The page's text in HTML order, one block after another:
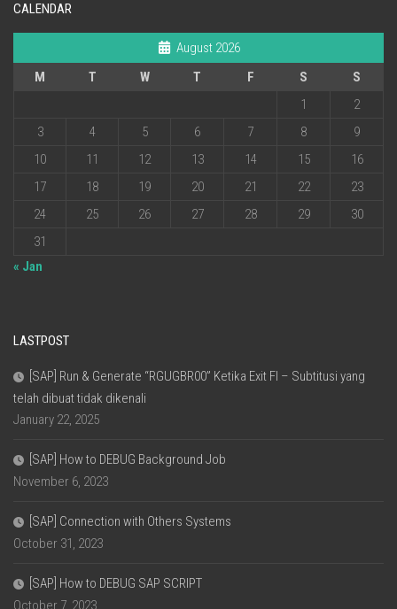
CALENDAR
August 2026
M
T W T F S
S
1
2
3
4 5 6 7 8
9
10
11 12 13 14 15
16
17
18 19 20 21 22
23
24
25 26 27 28 29
30
31
« Jan
LASTPOST
[SAP] Run & Generate “RGUGBR00” Ketika Exit FI – Subtitusi yang
telah dibuat tidak dikenali
January 22, 2025
[SAP] How to DEBUG Background Job
November 6, 2023
[SAP] Connection with Others Systems
October 31, 2023
[SAP] How to DEBUG SAP SCRIPT
October 7, 2023